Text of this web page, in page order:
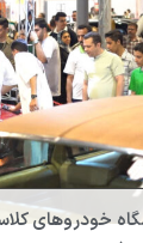
خودروهای